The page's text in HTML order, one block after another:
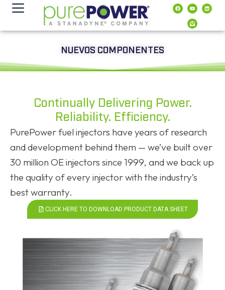
contenido
NUEVOS COMPONENTES
Continually Delivering Power.
Reliability. Efficiency.
PurePower fuel injectors have years of research
and development behind them — we’ve built over
30 million OE injectors since 1999, and we back up
the quality of every injector with the industry’s
best warranty.
CLICK HERE TO DOWNLOAD PRODUCT DATA SHEET